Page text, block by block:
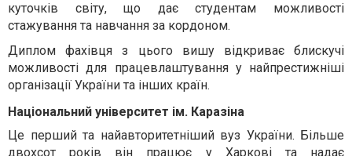
куточків світу, що дає студентам можливості
стажування та навчання за кордоном.
Диплом фахівця з цього вишу відкриває блискучі
можливості для працевлаштування у найпрестижніші
організації України та інших країн.
Національний університет ім. Каразіна
Це перший та найавторитетніший вуз України. Більше
двохсот років він працює у Харкові та надає